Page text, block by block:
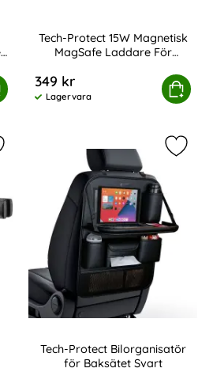
Med Tablet Hållare Svart
Tech-Protect 15W Magnetisk
MagSafe Laddare För
349 kr
Tillgänglighet:
Lagervara
Köp
Protect 15W Magnetisk
tech-Protect Hållare För
Tech-Protect Bilorganisatör
för Baksätet Svart